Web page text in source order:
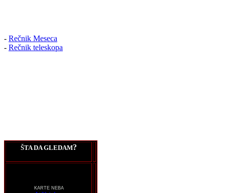
- Rečnik Meseca
- Rečnik teleskopa
ŠTA DA GLEDAM?
KARTE NEBA